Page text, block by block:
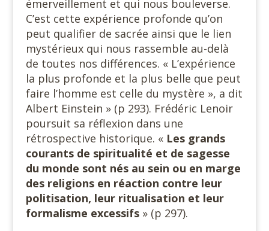
émerveillement et qui nous bouleverse.
C’est cette expérience profonde qu’on
peut qualifier de sacrée ainsi que le lien
mystérieux qui nous rassemble au-delà
de toutes nos différences. « L’expérience
la plus profonde et la plus belle que peut
faire l’homme est celle du mystère », a dit
Albert Einstein » (p 293). Frédéric Lenoir
poursuit sa réflexion dans une
rétrospective historique. « Les grands
courants de spiritualité et de sagesse
du monde sont nés au sein ou en marge
des religions en réaction contre leur
politisation, leur ritualisation et leur
formalisme excessifs » (p 297).